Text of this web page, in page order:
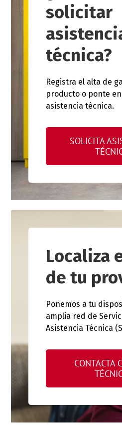
solicitar
técnica?
Registra el alta de
producto o ponte
asistencia técnica.
SOLICITA
Localiza
de tu
Ponemos a tu
amplia red de
Asistencia Técnica
CONTACTA